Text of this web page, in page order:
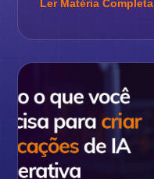
Ler Matéria Completa